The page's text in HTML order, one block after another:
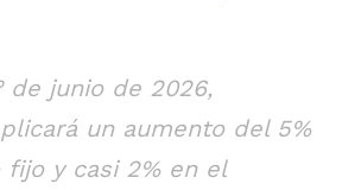
de junio de 2026,
un aumento del 5%
fijo y casi 2% en el